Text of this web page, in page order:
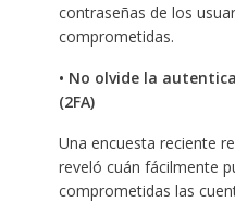
contraseñas de los
comprometidas.
• No olvide la
(2FA)
Una encuesta reciente
reveló cuán fácilmente
comprometidas las